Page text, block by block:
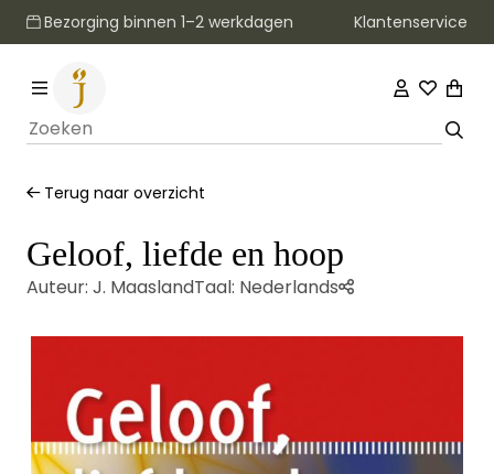
Bezorging binnen 1–2 werkdagen Klantenservice
Terug naar overzicht
Geloof, liefde en hoop
Auteur: J. MaaslandTaal: Nederlands